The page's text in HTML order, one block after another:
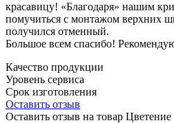
красавицу! «Благодаря» нашим
помучиться с монтажом верхних
получился отменный.
Большое всем спасибо!
Качество продукции
Уровень сервиса
Срок изготовления
Оставить отзыв
Оставить отзыв на товар Цветение